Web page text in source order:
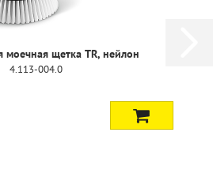
щетка TR, нейлон
4.113-004.0